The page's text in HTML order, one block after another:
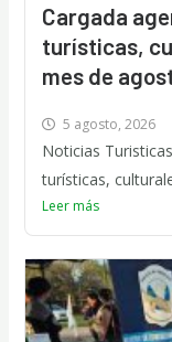
Cargada
turísticas,
mes de
5 agosto, 2026
Noticias
turísticas,
Leer más